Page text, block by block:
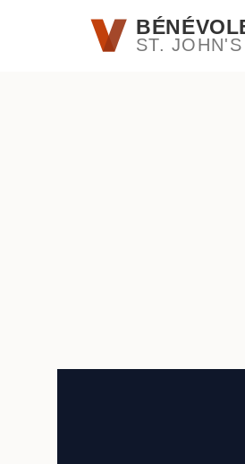
Passer au contenu principal
ST. JOHN'S